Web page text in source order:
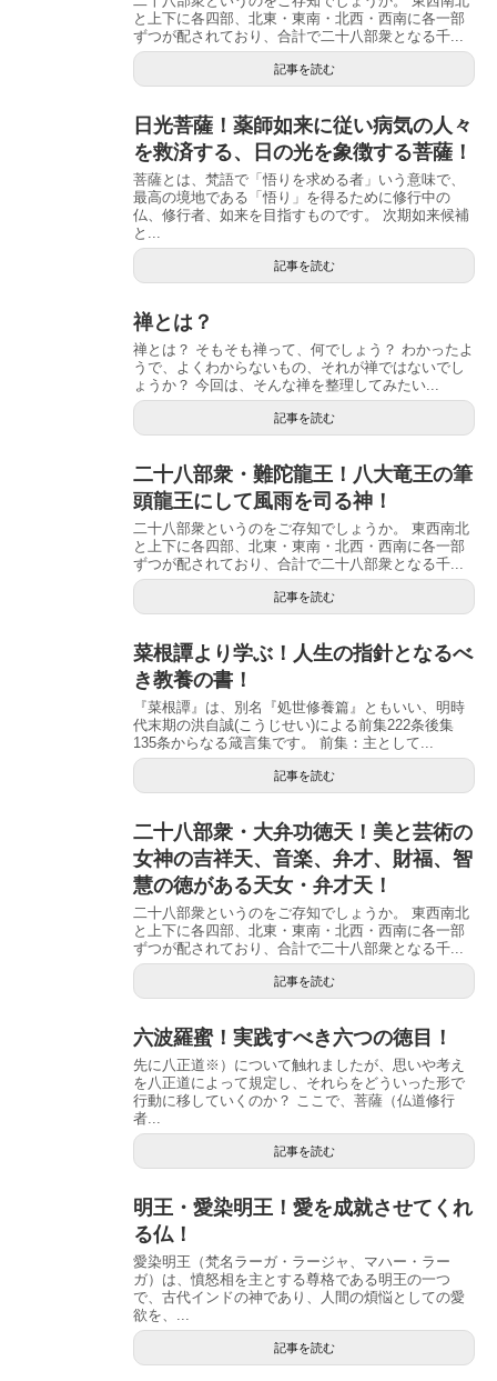
と上下に各四部、北東・東南・北西・西南に各一部
ずつが配されており、合計で二十八部衆となる千...
記事を読む
日光菩薩！薬師如来に従い病気の人々
を救済する、日の光を象徴する菩薩！
菩薩とは、梵語で「悟りを求める者」いう意味で、
最高の境地である「悟り」を得るために修行中の
仏、修行者、如来を目指すものです。 次期如来候補
と...
記事を読む
禅とは？
禅とは？ そもそも禅って、何でしょう？ わかったよ
うで、よくわからないもの、それが禅ではないでし
ょうか？ 今回は、そんな禅を整理してみたい...
記事を読む
二十八部衆・難陀龍王！八大竜王の筆
頭龍王にして風雨を司る神！
二十八部衆というのをご存知でしょうか。 東西南北
と上下に各四部、北東・東南・北西・西南に各一部
ずつが配されており、合計で二十八部衆となる千...
記事を読む
菜根譚より学ぶ！人生の指針となるべ
き教養の書！
『菜根譚』は、別名『処世修養篇』ともいい、明時
代末期の洪自誠(こうじせい)による前集222条後集
135条からなる箴言集です。 前集：主として...
記事を読む
二十八部衆・大弁功徳天！美と芸術の
女神の吉祥天、音楽、弁才、財福、智
慧の徳がある天女・弁才天！
二十八部衆というのをご存知でしょうか。 東西南北
と上下に各四部、北東・東南・北西・西南に各一部
ずつが配されており、合計で二十八部衆となる千...
記事を読む
六波羅蜜！実践すべき六つの徳目！
先に八正道※）について触れましたが、思いや考え
を八正道によって規定し、それらをどういった形で
行動に移していくのか？ ここで、菩薩（仏道修行
者...
記事を読む
明王・愛染明王！愛を成就させてくれ
る仏！
愛染明王（梵名ラーガ・ラージャ、マハー・ラー
ガ）は、憤怒相を主とする尊格である明王の一つ
で、古代インドの神であり、人間の煩悩としての愛
欲を、...
記事を読む